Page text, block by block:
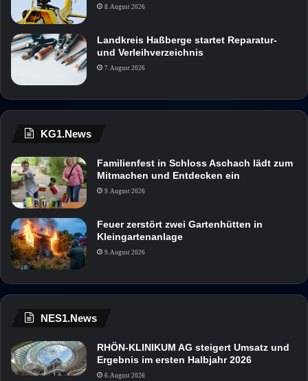
8. August 2026
Landkreis Haßberge startet Reparatur-
und Verleihverzeichnis
7. August 2026
KG1.News
Familienfest in Schloss Aschach lädt zum
Mitmachen und Entdecken ein
9. August 2026
Feuer zerstört zwei Gartenhütten in
Kleingartenanlage
9. August 2026
NES1.News
RHÖN-KLINIKUM AG steigert Umsatz und
Ergebnis im ersten Halbjahr 2026
6. August 2026